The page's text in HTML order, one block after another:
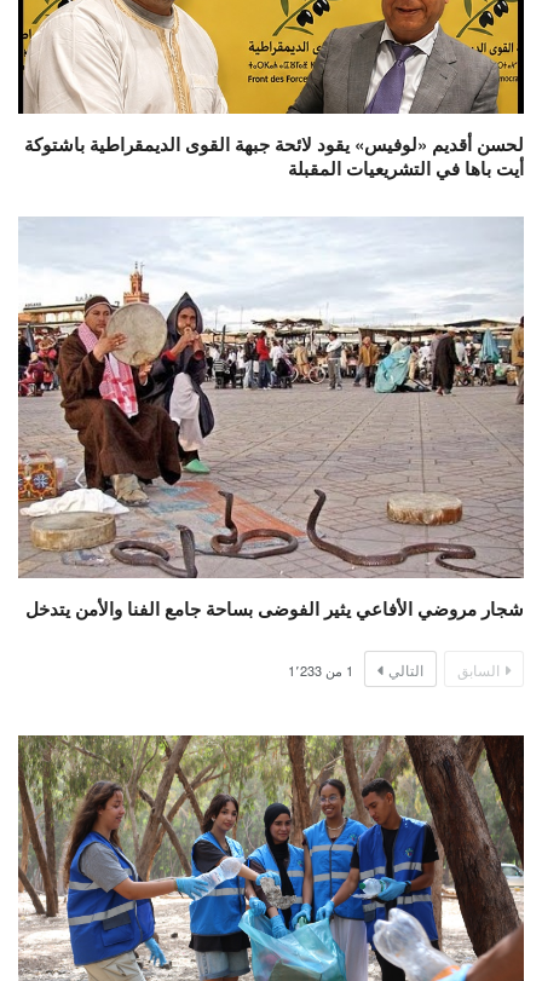
لحسن أقديم «لوفيس» يقود لائحة جبهة القوى الديمقراطية باشتوكة
أيت باها في التشريعيات المقبلة
شجار مروضي الأفاعي يثير الفوضى بساحة جامع الفنا والأمن يتدخل
السابق التالي 1 من 1٬233